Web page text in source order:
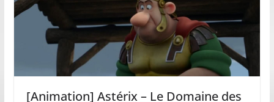
[Animation] Astérix – Le Domaine des